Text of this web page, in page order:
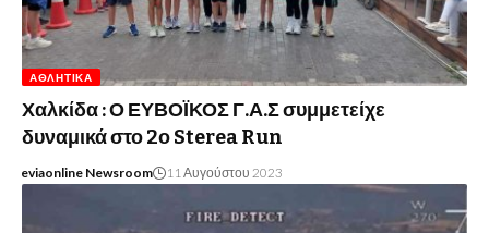
ΑΘΛΗΤΙΚΆ
Χαλκίδα : Ο ΕΥΒΟΪΚΟΣ Γ.Α.Σ συμμετείχε
δυναμικά στο 2ο Sterea Run
eviaonline Newsroom 11 Αυγούστου 2023